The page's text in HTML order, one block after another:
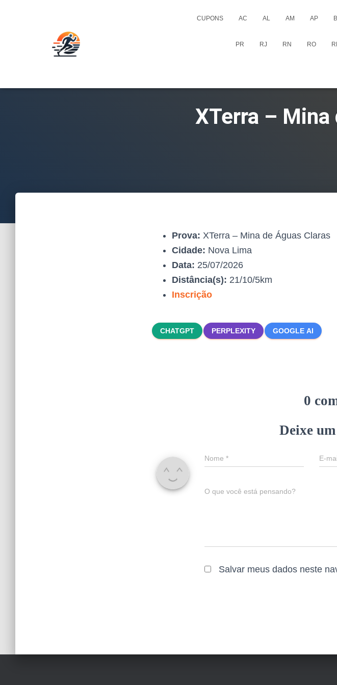
CUPONS AC AL AM AP
PR RJ RN RO
XTerra – Mina
Prova: XTerra – Mina de Águas Claras
Cidade: Nova Lima
Data: 25/07/2026
Distância(s): 21/10/5km
Inscrição
CHATGPT PERPLEXITY GOOGLE AI
0
Deixe
Nome * E-
O que você está pensando?
Salvar meus dados neste